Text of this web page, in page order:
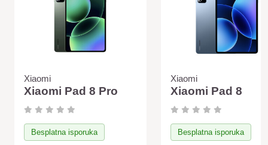
Xiaomi
Xiaomi Pad 8 Pro
Besplatna isporuka
Xiaomi
Xiaomi Pad 8
Besplatna isporuka